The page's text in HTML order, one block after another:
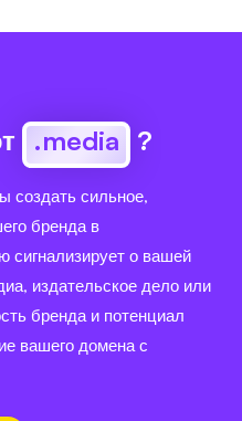
.media ?
создать сильное,
бренда в
сигнализирует о вашей
издательское дело или
бренда и потенциал
вашего домена с